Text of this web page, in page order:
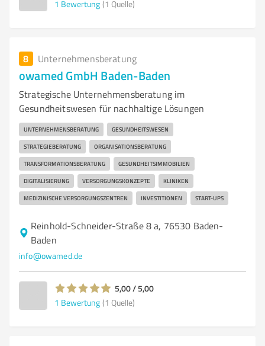
1 Bewertung (1 Quelle)
8 Unternehmensberatung
owamed GmbH Baden-Baden
Strategische Unternehmensberatung im
Gesundheitswesen für nachhaltige Lösungen
UNTERNEHMENSBERATUNG GESUNDHEITSWESEN
STRATEGIEBERATUNG ORGANISATIONSBERATUNG
TRANSFORMATIONSBERATUNG GESUNDHEITSIMMOBILIEN
DIGITALISIERUNG VERSORGUNGSKONZEPTE KLINIKEN
MEDIZINISCHE VERSORGUNGSZENTREN INVESTITIONEN START-UPS
Reinhold-Schneider-Straße 8 a, 76530 Baden-
Baden
info@owamed.de
5,00 / 5,00
1 Bewertung (1 Quelle)